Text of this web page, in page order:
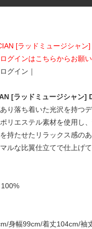
[ラッドミュージシャン
グインはこちらからお願い
ログイン ｜
[ラッドミュージシャン]
り落ち着いた光沢を持つ
リエステル素材を使用し
持たせたリラックス感の
ルな比翼仕立てで仕上げて
身幅99cm/着丈104cm/袖